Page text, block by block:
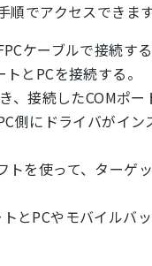
でアクセスできます
ケーブルで接続する
とPCを接続する。
接続したCOMポー
側にドライバがイ
を使って、ターゲッ
PCやモバイルバ